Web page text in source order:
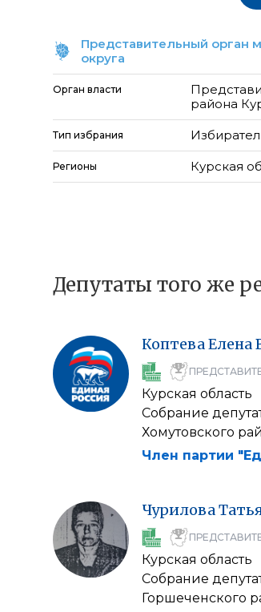
Представительный орган
округа
Орган власти
района
Тип избрания
Регионы Курская
Депутаты того же
КоптеваЕлена
Курская область
Собрание
Хомутовского
Член партии
Чурилова
Курская область
Собрание
Горшеченского